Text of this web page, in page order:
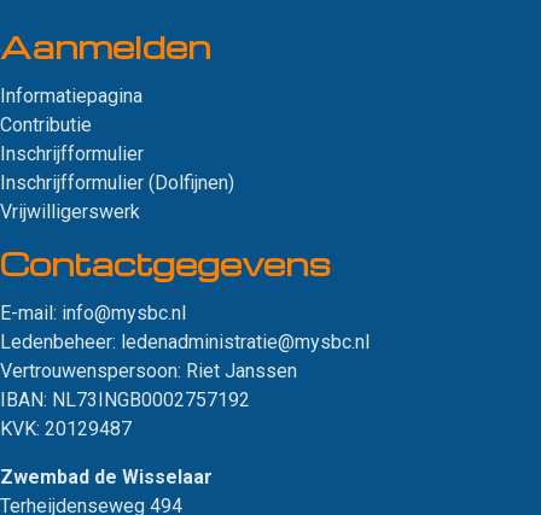
Aanmelden
Informatiepagina
Contributie
Inschrijfformulier
Inschrijfformulier (Dolfijnen)
Vrijwilligerswerk
Contact­gegevens
E-mail: info@mysbc.nl
Ledenbeheer: ledenadministratie@mysbc.nl
Vertrouwenspersoon: Riet Janssen
IBAN: NL73INGB0002757192
KVK: 20129487
Zwembad de Wisselaar
Terheijdenseweg 494